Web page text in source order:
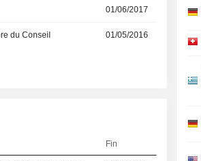
01/06/2017
du Conseil 01/05/2016
Fin